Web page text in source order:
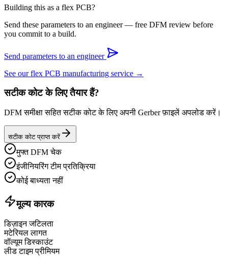
Building this as a flex PCB?
Send these parameters to an engineer — free DFM review before
you commit to a build.
Send parameters to an engineer
See our flex PCB manufacturing service →
सटीक कोट के लिए तैयार हैं?
DFM समीक्षा सहित सटीक कोट के लिए अपनी Gerber फ़ाइलें अपलोड करें।
सटीक कोट प्राप्त करें
मुफ्त DFM चेक
इंजीनियरिंग टीम प्रतिक्रिया
कोई बाध्यता नहीं
मूल्य कारक
डिज़ाइन जटिलता
मटेरियल लागत
वॉल्यूम डिस्काउंट
लीड टाइम प्रीमियम